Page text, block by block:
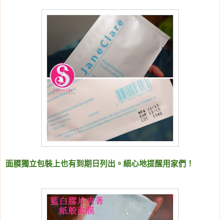
面膜獨立包裝上也有到期日列出。細心地提醒用家們！